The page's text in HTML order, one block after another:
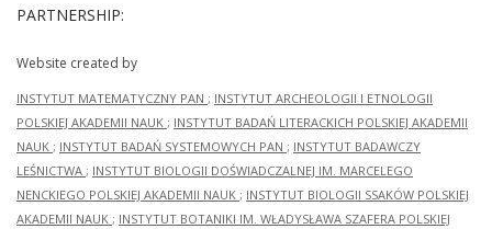
PARTNERSHIP:
Website created by
INSTYTUT MATEMATYCZNY PAN ; INSTYTUT ARCHEOLOGII I ETNOLOGII
POLSKIEJ AKADEMII NAUK ; INSTYTUT BADAŃ LITERACKICH POLSKIEJ AKADEMII
NAUK ; INSTYTUT BADAŃ SYSTEMOWYCH PAN ; INSTYTUT BADAWCZY
LEŚNICTWA ; INSTYTUT BIOLOGII DOŚWIADCZALNEJ IM. MARCELEGO
NENCKIEGO POLSKIEJ AKADEMII NAUK ; INSTYTUT BIOLOGII SSAKÓW POLSKIEJ
AKADEMII NAUK ; INSTYTUT BOTANIKI IM. WŁADYSŁAWA SZAFERA POLSKIEJ